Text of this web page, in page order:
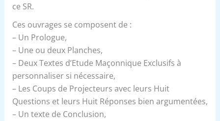
ce SR.
Ces ouvrages se composent de :
– Un Prologue,
– Une ou deux Planches,
– Deux Textes d’Etude Maçonnique Exclusifs à
personnaliser si nécessaire,
– Les Coups de Projecteurs avec leurs Huit
Questions et leurs Huit Réponses bien argumentées,
– Un texte de Conclusion,